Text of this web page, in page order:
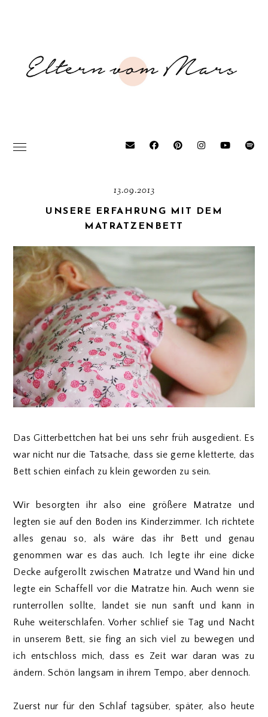
13.09.2013
UNSERE ERFAHRUNG MIT DEM
MATRATZENBETT
Das Gitterbettchen hat bei uns sehr früh ausgedient. Es
war nicht nur die Tatsache, dass sie gerne kletterte, das
Bett schien einfach zu klein geworden zu sein.
Wir besorgten ihr also eine größere Matratze und
legten sie auf den Boden ins Kinderzimmer. Ich richtete
alles genau so, als wäre das ihr Bett und genau
genommen war es das auch. Ich legte ihr eine dicke
Decke aufgerollt zwischen Matratze und Wand hin und
legte ein Schaffell vor die Matratze hin. Auch wenn sie
runterrollen sollte, landet sie nun sanft und kann in
Ruhe weiterschlafen. Vorher schlief sie Tag und Nacht
in unserem Bett, sie fing an sich viel zu bewegen und
ich entschloss mich, dass es Zeit war daran was zu
ändern. Schön langsam in ihrem Tempo, aber dennoch.
Zuerst nur für den Schlaf tagsüber, später, also heute